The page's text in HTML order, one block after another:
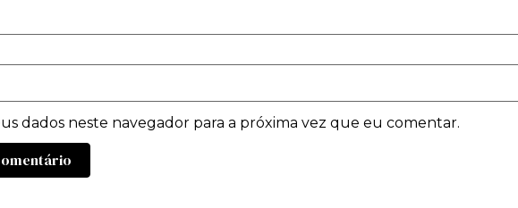
dados neste navegador para a próxima vez que eu comentar.